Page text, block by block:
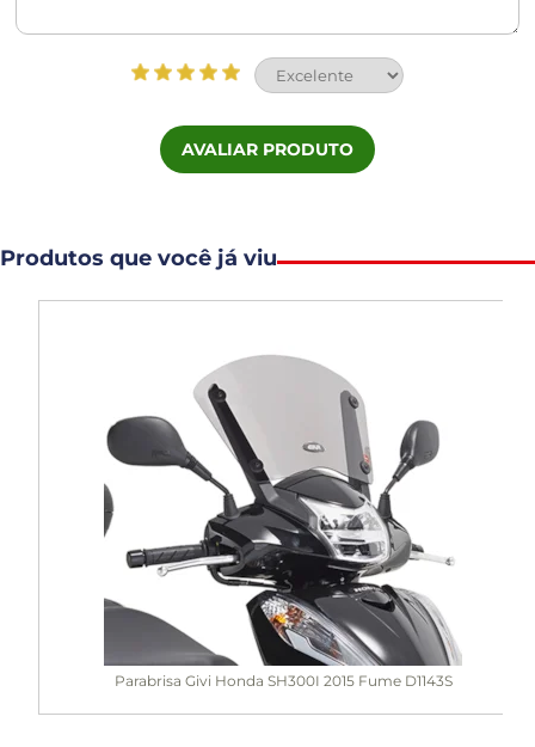
AVALIAR PRODUTO
Produtos que você já viu
Parabrisa Givi Honda SH300I 2015 Fume D1143S